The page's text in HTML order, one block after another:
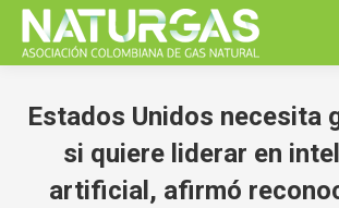
Estados Unidos necesita
si quiere liderar en
artificial, afirmó